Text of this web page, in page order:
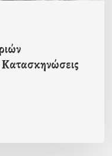
Κατασκηνώσεις